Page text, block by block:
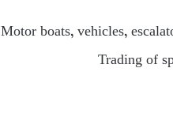
Motor boats, vehicles,
Trading of